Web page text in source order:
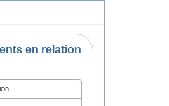
en relation